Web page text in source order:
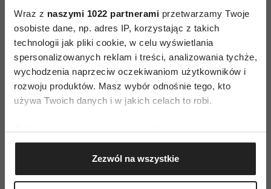
Wraz z naszymi 1022 partnerami przetwarzamy Twoje
osobiste dane, np. adres IP, korzystając z takich
technologii jak pliki cookie, w celu wyświetlania
spersonalizowanych reklam i treści, analizowania tychże,
wychodzenia naprzeciw oczekiwaniom użytkowników i
rozwoju produktów. Masz wybór odnośnie tego, kto
używa Twoich danych i w jakich celach to robi.
Jeśli wyrazisz na to zgodę, chcielibyśmy również:
Gromadzić dane dotyczące Twojej lokalizacji
geograficznej z dokładnością nawet do kilku metrów
Identyfikować Twoje urządzenie, aktywnie
Zezwól na wszystkie
(Fot. materiały prasowe)